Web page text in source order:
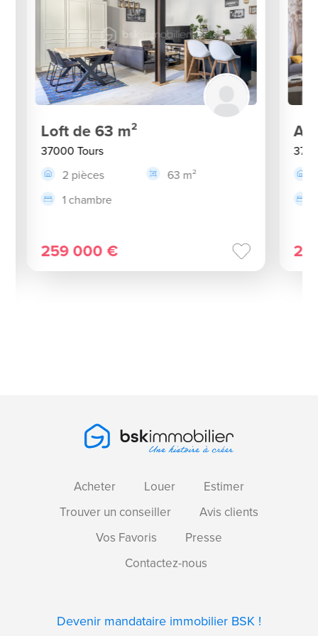
Loft de 63 m²
37000 Tours
2 pièces
63 m²
1 chambre
259 000 €
Acheter Louer
Estimer
Trouver un conseiller
Avis clients
Vos Favoris
Presse
Contactez-nous
Devenir mandataire immobilier BSK !